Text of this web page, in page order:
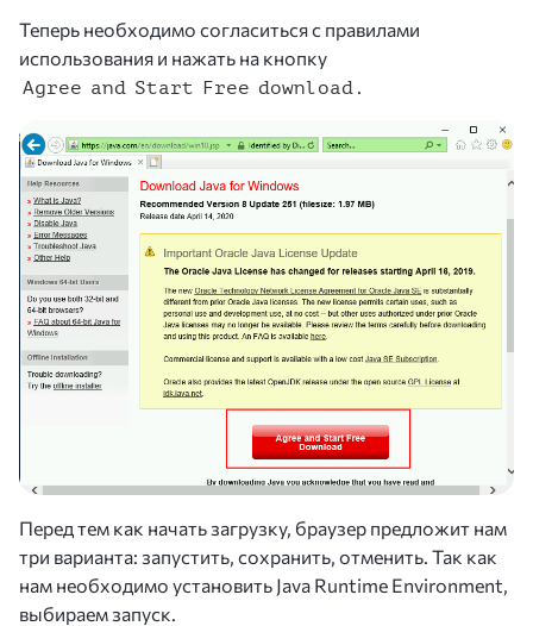
Теперь необходимо согласиться с правилами
использования и нажать на кнопку
Agree and Start Free download .
Перед тем как начать загрузку, браузер предложит нам
три варианта: запустить, сохранить, отменить. Так как
нам необходимо установить Java Runtime Environment,
выбираем запуск.